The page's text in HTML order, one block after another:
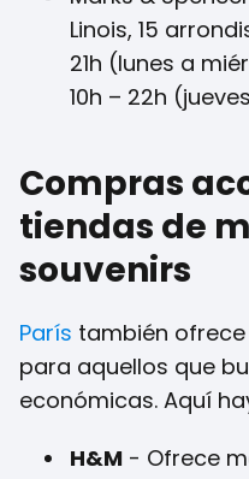
Linois, 15
21h (lunes a
10h – 22h
Compras
tiendas de
souvenirs
París también
para aquellos que
económicas. Aquí
H&M - Ofrece